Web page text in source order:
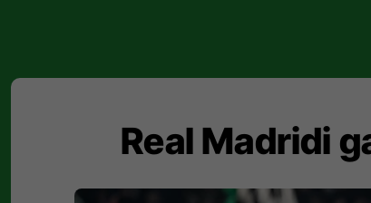
Real Madridi